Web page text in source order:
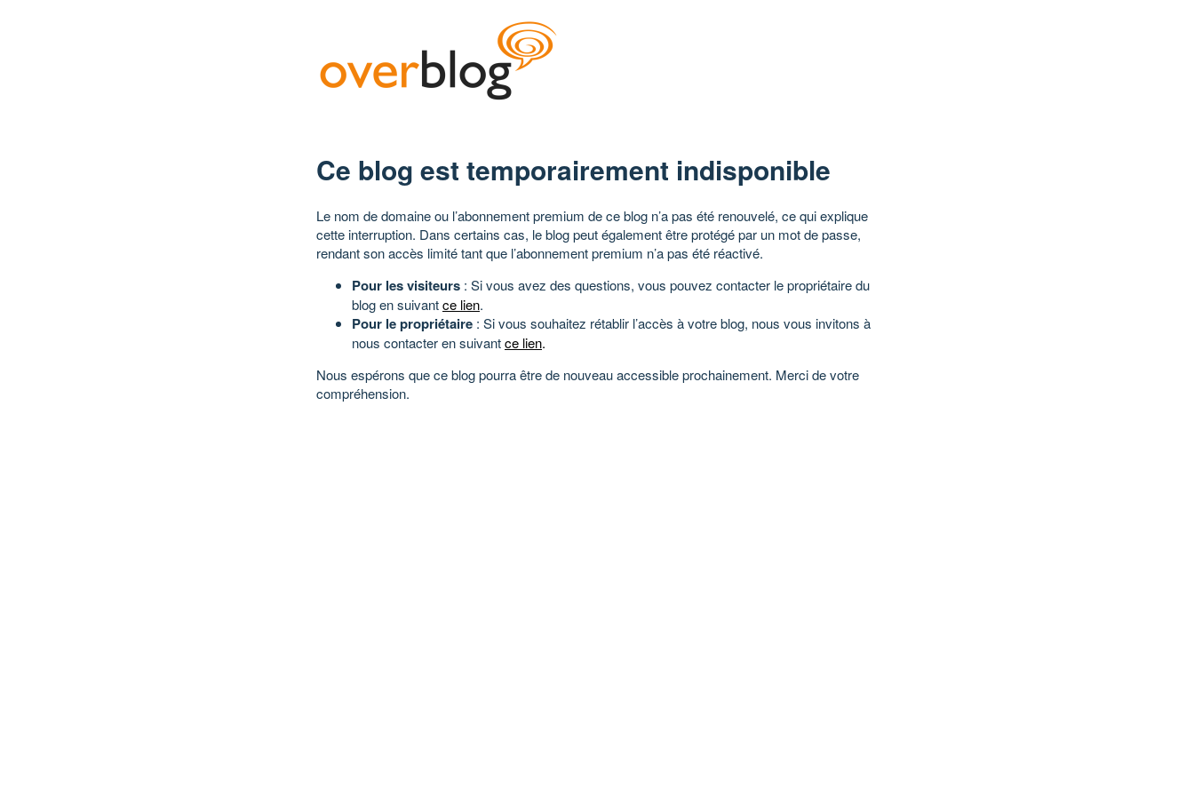
Ce blog est temporairement indisponible
Le nom de domaine ou l’abonnement premium de ce blog n’a pas été renouvelé, ce qui explique
cette interruption. Dans certains cas, le blog peut également être protégé par un mot de passe,
rendant son accès limité tant que l’abonnement premium n’a pas été réactivé.
Pour les visiteurs : Si vous avez des questions, vous pouvez contacter le propriétaire du
blog en suivantce lien.
Pour le propriétaire : Si vous souhaitez rétablir l’accès à votre blog, nous vous invitons à
nous contacter en suivantce lien.
Nous espérons que ce blog pourra être de nouveau accessible prochainement. Merci de votre
compréhension.